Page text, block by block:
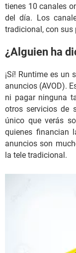
tienes 10 canales
del día. Los
tradicional, con sus
¿Alguien ha
¡Sí! Runtime es un
anuncios (AVOD).
ni pagar ninguna
otros servicios de
único que verás
quienes financian
anuncios son
la tele tradicional.